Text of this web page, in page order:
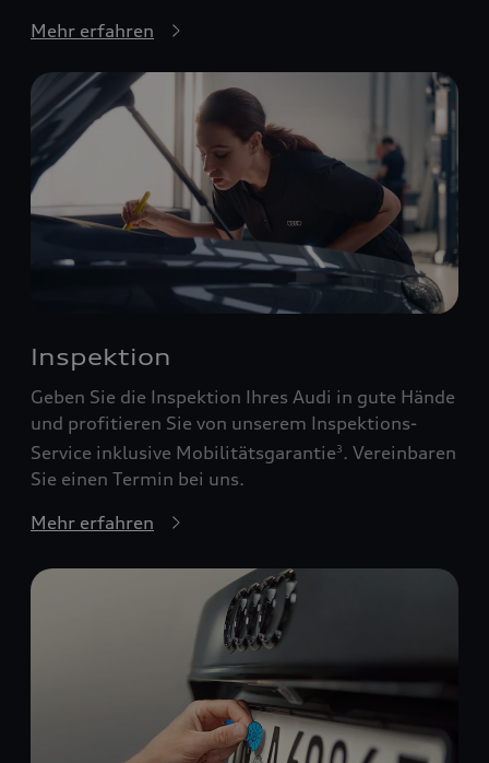
Mehr erfahren
Inspektion
Geben Sie die Inspektion Ihres Audi in gute Hände
und profitieren Sie von unserem Inspektions-
Service inklusive Mobilitätsgarantie3 . Vereinbaren
Sie einen Termin bei uns.
Mehr erfahren